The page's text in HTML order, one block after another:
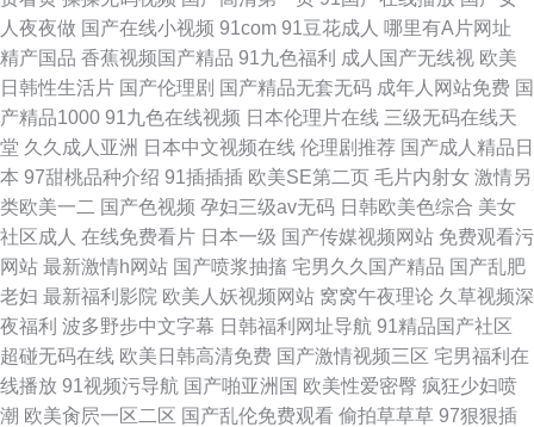
人夜夜做 国产在线小视频 91com 91豆花成人 哪里有A片网址
精产国品 香蕉视频国产精品 91九色福利 成人国产无线视 欧美
日韩性生活片 国产伦理剧 国产精品无套无码 成年人网站免费 国
产精品1000 91九色在线视频 日本伦理片在线 三级无码在线天
堂 久久成人亚洲 日本中文视频在线 伦理剧推荐 国产成人精品日
本 97甜桃品种介绍 91插插插 欧美SE第二页 毛片内射女 激情另
类欧美一二 国产色视频 孕妇三级av无码 日韩欧美色综合 美女
社区成人 在线免费看片 日本一级 国产传媒视频网站 免费观看污
网站 最新激情h网站 国产喷浆抽搐 宅男久久国产精品 国产乱肥
老妇 最新福利影院 欧美人妖视频网站 窝窝午夜理论 久草视频深
夜福利 波多野步中文字幕 日韩福利网址导航 91精品国产社区
超碰无码在线 欧美日韩高清免费 国产激情视频三区 宅男福利在
线播放 91视频污导航 国产啪亚洲国 欧美性爱密臀 疯狂少妇喷
潮 欧美肏屄一区二区 国产乱伦免费观看 偷拍草草草 97狠狠插